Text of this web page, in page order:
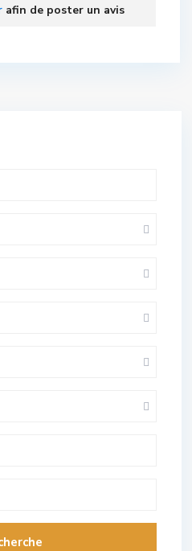
afin de poster un avis